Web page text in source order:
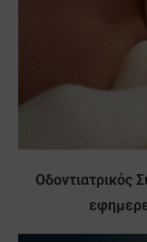
Οδοντιατρικός